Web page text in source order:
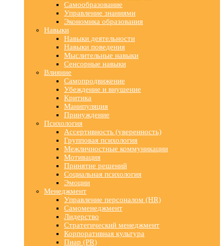
Самообразование
Управление знаниями
Экономика образования
Навыки
Навыки деятельности
Навыки поведения
Мыслительные навыки
Сенсорные навыки
Влияние
Самопродвижение
Убеждение и внушение
Критика
Манипуляция
Принуждение
Психология
Ассертивность (уверенность)
Групповая психология
Межличностные коммуникации
Мотивация
Принятие решений
Социальная психология
Эмоции
Менеджмент
Управление персоналом (HR)
Самоменеджмент
Лидерство
Стратегический менеджмент
Корпоративная культура
Пиар (PR)